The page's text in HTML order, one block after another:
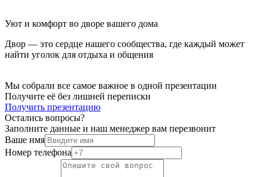
Уют и комфорт во дворе вашего дома
Двор — это сердце нашего сообщества, где каждый может
найти уголок для отдыха и общения
Мы собрали все самое важное в одной презентации
Получите её без лишней переписки
Получить презентацию
Остались вопросы?
Заполните данные и наш менеджер вам перезвонит
Ваше имя
Номер телефона